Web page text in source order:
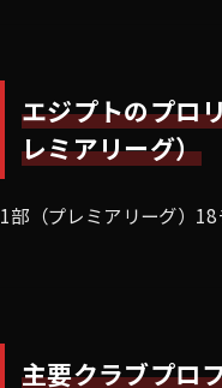
エジプトのプロ
レミアリーグ）
1部（プレミアリーグ）
主要クラブプロ